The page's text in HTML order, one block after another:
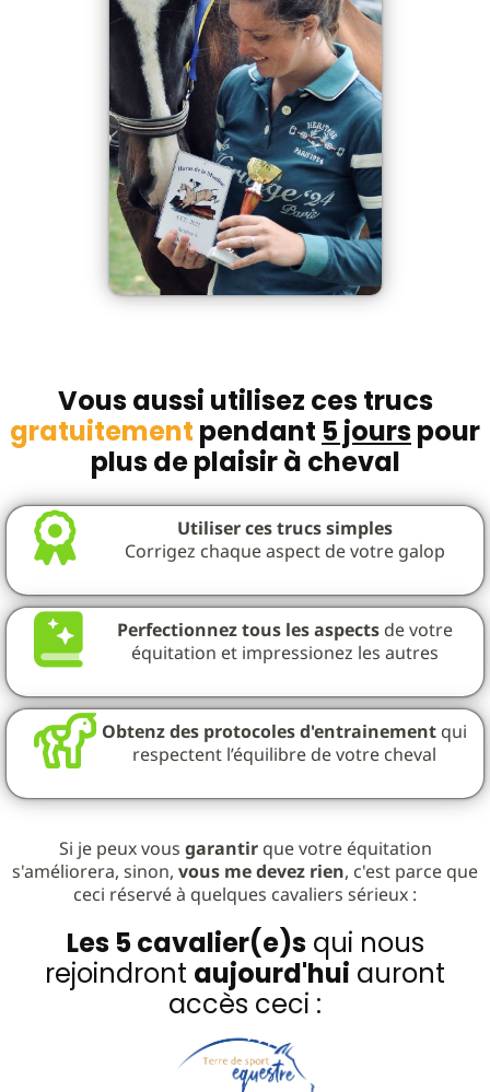
Vous aussi utilisez ces trucs
gratuitement pendant 5 jourspour
plus de plaisir à cheval
Utiliser ces trucs simples
Corrigez chaque aspect de votre galop
Perfectionnez tous les aspects de votre
équitation et impressionez les autres
Obtenz des protocoles d'entrainement qui
respectent l’équilibre de votre cheval
Si je peux vous garantirque votre équitation
s'améliorera, sinon, vous me devez rien, c'est parce que
ceci réservé à quelques cavaliers sérieux :
Les 5 cavalier(e)squi nous
rejoindront aujourd'hui auront
accès ceci :